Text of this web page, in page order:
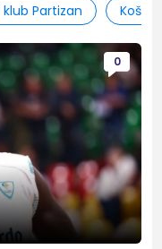
klub Partizan
0